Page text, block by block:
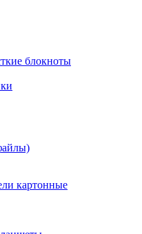
блокноты
картонные